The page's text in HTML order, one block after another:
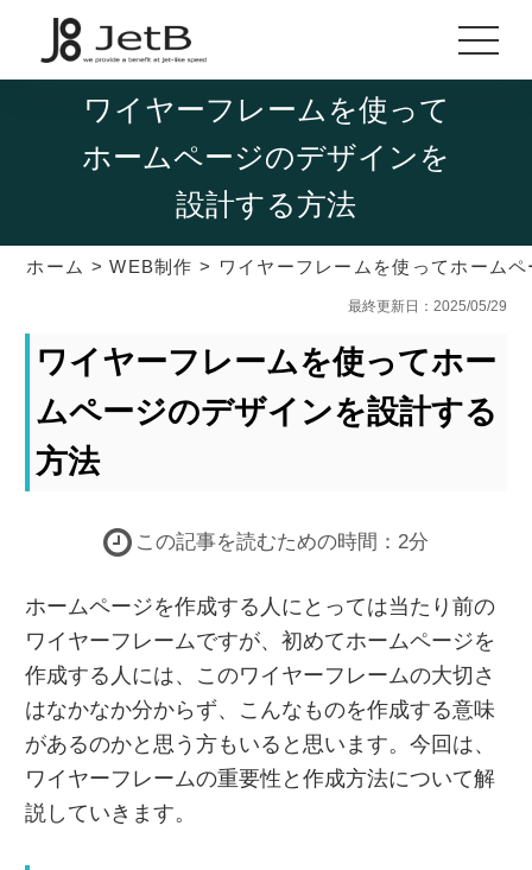
ワイヤーフレームを使って
ホームページのデザインを
設計する方法
ホーム >WEB制作 > ワイヤーフレームを使ってホーム
最終更新日：2025/05/29
ワイヤーフレームを使ってホー
ムページのデザインを設計する
方法
この記事を読むための時間：2分
ホームページを作成する人にとっては当たり前の
ワイヤーフレームですが、初めてホームページを
作成する人には、このワイヤーフレームの大切さ
はなかなか分からず、こんなものを作成する意味
があるのかと思う方もいると思います。今回は、
ワイヤーフレームの重要性と作成方法について解
説していきます。